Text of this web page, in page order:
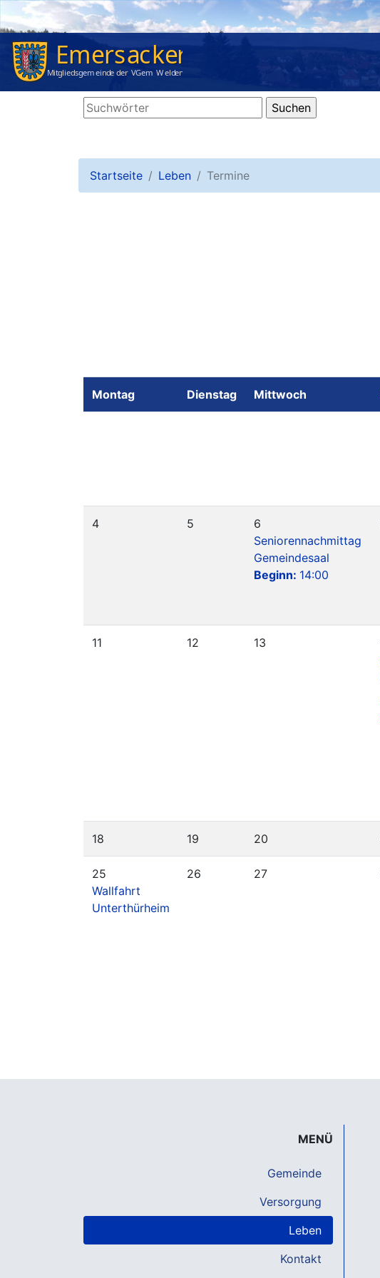
Startseite Leben Termine
Montag Dienstag Mittwoch
4 5
6
Seniorennachmittag
Gemeindesaal
Beginn: 14:00
11 12 13
18 19 20
25
Wallfahrt
Unterthürheim
26 27
MENÜ
Gemeinde
Versorgung
Leben
Kontakt